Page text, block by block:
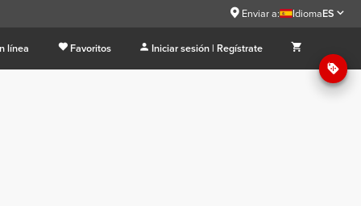
Enviar a: IdiomaES
línea Favoritos Iniciar sesión | Regístrate